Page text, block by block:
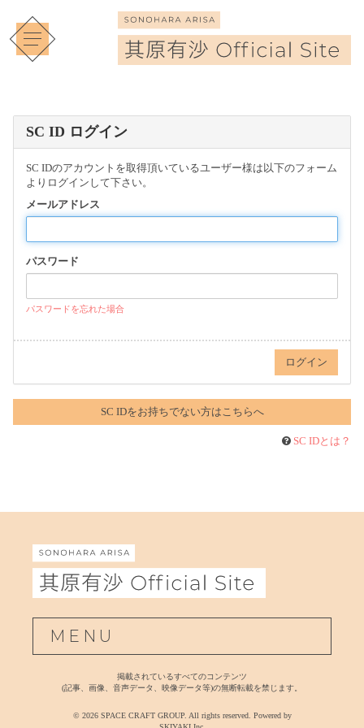
SC ID ログイン
SC IDのアカウントを取得頂いているユーザー様は以下のフォーム
よりログインして下さい。
メールアドレス
パスワード
パスワードを忘れた場合
SC IDをお持ちでない方はこちらへ
SC IDとは？
MENU
掲載されているすべてのコンテンツ
(記事、画像、音声データ、映像データ等)の無断転載を禁じます。
© 2026 SPACE CRAFT GROUP. All rights reserved. Powered by